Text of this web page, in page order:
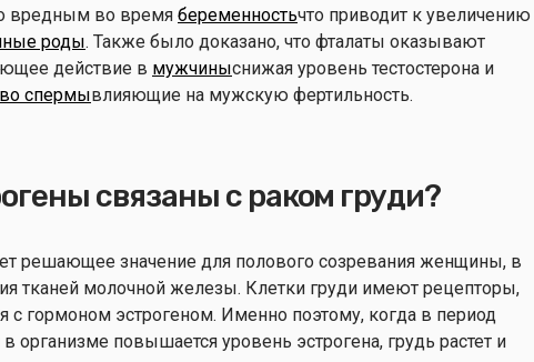
вредным во время беременностьчто приводит к увеличению
роды. Также было доказано, что фталаты оказывают
действие в мужчиныснижая уровень тестостерона и
спермывлияющие на мужскую фертильность.
связаны с раком груди?
решающее значение для полового созревания женщины, в
тканей молочной железы. Клетки груди имеют рецепторы,
с гормоном эстрогеном. Именно поэтому, когда в период
организме повышается уровень эстрогена, грудь растет и